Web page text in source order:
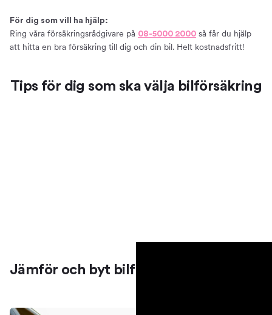
Att tänka på när du ska försäkra din bil
Vanliga misstag att undvika när du ska välja en
Bilmärken och försäkringsbolag
Prata bilförsäkring med oss
För dig som vill ha hjälp:
Ring våra försäkringsrådgivare på 08-5000 2000 så får du hjälp
att hitta en bra försäkring till dig och din bil. Helt kostnadsfritt!
Tips för dig som ska välja bilförsäkring
Jämför och byt bilförsäkring